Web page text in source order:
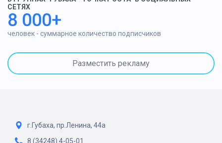
СЕТЯХ
8 000+
человек - суммарное количество подписчиков
Разместить рекламу
г.Губаха, пр.Ленина, 44а
8 (34248) 4-05-01